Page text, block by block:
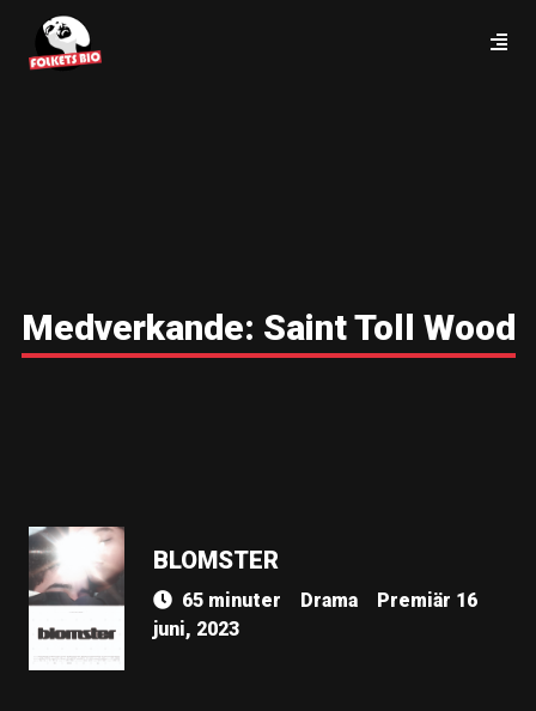
Medverkande: Saint Toll Wood
BLOMSTER
65 minuter Drama
Premiär 16
juni, 2023